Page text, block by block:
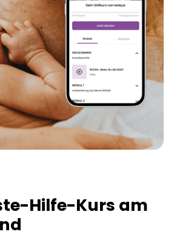
Hilfe-Kurs am